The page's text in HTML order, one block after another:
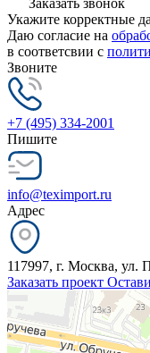
Укажите корректные
Даю согласие на
в соответсвии с
Звоните
+7 (495) 334-2001
Пишите
info@teximport.ru
Адрес
117997, г. Москва, ул.
Заказать проект